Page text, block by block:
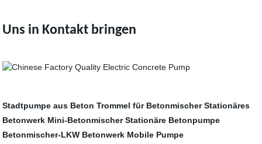
Uns in Kontakt bringen
Stadtpumpe aus Beton Trommel für Betonmischer Stationäres
Betonwerk Mini-Betonmischer Stationäre Betonpumpe
Betonmischer-LKW Betonwerk Mobile Pumpe